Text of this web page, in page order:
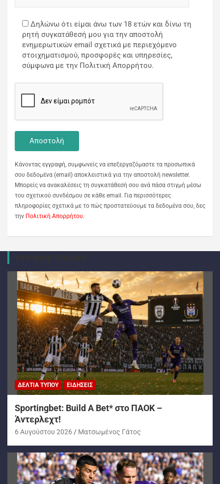
Δηλώνω ότι είμαι άνω των 18 ετών και δίνω τη
ρητή συγκατάθεσή μου για την αποστολή
ενημερωτικών email σχετικά με περιεχόμενο
στοιχηματισμού, προσφορές και υπηρεσίες,
σύμφωνα με την Πολιτική Απορρήτου.
Κάνοντας εγγραφή, συμφωνείς να επεξεργαζόμαστε τα προσωπικά
σου δεδομένα (email) αποκλειστικά για την αποστολή newsletter.
Μπορείς να ανακαλέσεις τη συγκατάθεσή σου ανά πάσα στιγμή μέσω
του σχετικού συνδέσμου σε κάθε email. Για περισσότερες
πληροφορίες σχετικά με το πώς προστατεύουμε τα δεδομένα σου, δες
την Πολιτική Απορρήτου.
ΔΕΛΤΊΑ ΤΎΠΟΥ ΕΙΔΉΣΕΙΣ
Sportingbet: Build A Bet* στο ΠΑΟΚ –
Άντερλεχτ!
6 Αυγούστου 2026 Ματσωμένος Γάτος